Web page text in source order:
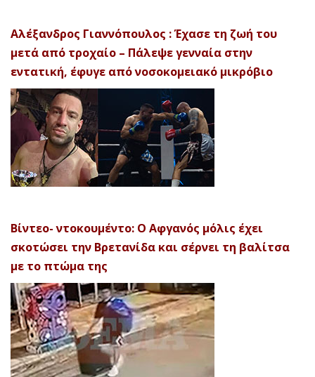
Αλέξανδρος Γιαννόπουλος : Έχασε τη ζωή του
μετά από τροχαίο – Πάλεψε γενναία στην
εντατική, έφυγε από νοσοκομειακό μικρόβιο
Βίντεο- ντοκουμέντο: Ο Αφγανός μόλις έχει
σκοτώσει την Βρετανίδα και σέρνει τη βαλίτσα
με το πτώμα της